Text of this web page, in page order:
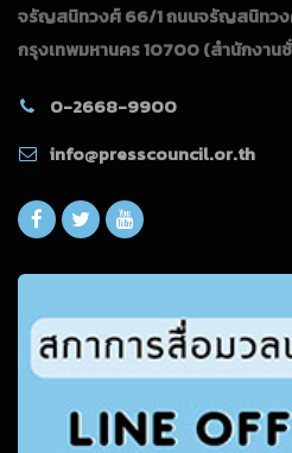
จรัญสนิทวงศ์ 66/1 ถนนจรัญสนิทว
กรุงเทพมหานคร 10700(สำนักงาน
0-2668-9900
info@presscouncil.or.th